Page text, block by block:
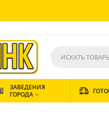
ЗАВЕДЕНИЯ
ГОРОДА 